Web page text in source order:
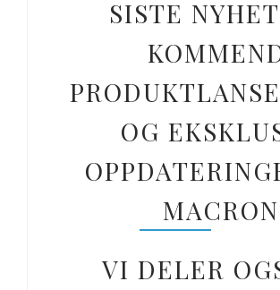
SISTE
OG
VI DELER